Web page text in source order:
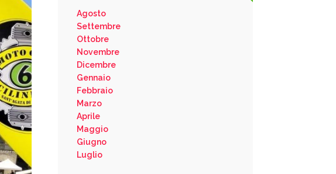
Agosto
Settembre
Ottobre
Novembre
Dicembre
Gennaio
Febbraio
Marzo
Aprile
Maggio
Giugno
Luglio